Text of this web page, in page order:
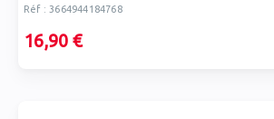
Réf : 3664944184768
16,90 €